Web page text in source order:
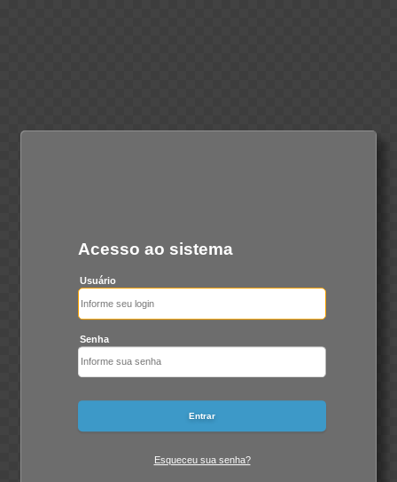
Acesso ao sistema
Usuário
Senha
Esqueceu sua senha?